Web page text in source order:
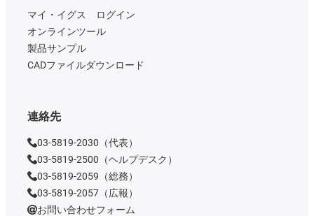
マイ・イグス ログイン
オンラインツール
製品サンプル
CADファイルダウンロード
連絡先
03-5819-2030（代表）
03-5819-2500（ヘルプデスク）
03-5819-2059（総務）
03-5819-2057（広報）
お問い合わせフォーム